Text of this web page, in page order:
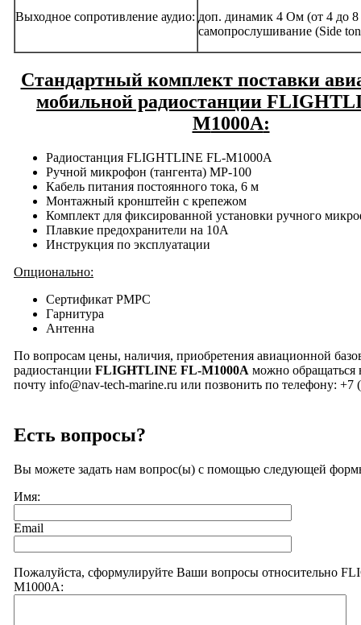
Выходное сопротивление аудио: доп. динамик 4 Ом (от 4 до
самопрослушивание (Side
Стандартный комплект поставки
мобильной радиостанции
M1000A:
Радиостанция FLIGHTLINE FL-M1000A
Ручной микрофон (тангента) MP-100
Кабель питания постоянного тока, 6 м
Монтажный кронштейн с крепежом
Комплект для фиксированной установки ручного
Плавкие предохранители на 10А
Инструкция по эксплуатации
Опционально:
Сертификат РМРС
Гарнитура
Антенна
По вопросам цены, наличия, приобретения авиационной
радиостанции FLIGHTLINE FL-M1000A можно обращаться
почту info@nav-tech-marine.ru или позвонить по телефону: +7
Есть вопросы?
Вы можете задать нам вопрос(ы) с помощью следующей
Имя:
Email
Пожалуйста, сформулируйте Ваши вопросы относительно
M1000A: